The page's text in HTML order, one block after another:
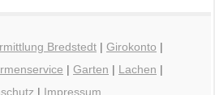
Bredstedt | Girokonto |
| Garten | Lachen |
| Impressum